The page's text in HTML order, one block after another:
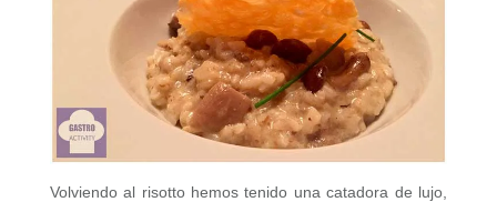
Volviendo al risotto hemos tenido una catadora de lujo,